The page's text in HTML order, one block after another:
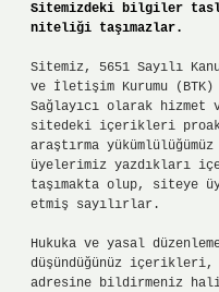
Sitemizdeki bilgiler
niteliği taşımazlar.
Sitemiz, 5651 Sayılı
ve İletişim Kurumu
Sağlayıcı olarak hizmet
sitedeki içerikleri
araştırma
üyelerimiz yazdıkları
taşımakta olup, siteye
etmiş sayılırlar.
Hukuka ve yasal
düşündüğünüz içerikleri,
adresine bildirmeniz